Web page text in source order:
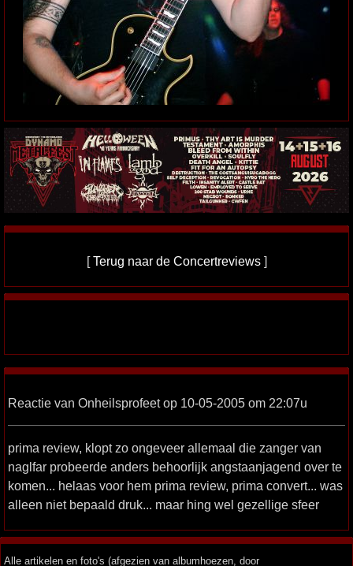
[Terug naar de Concertreviews]
Reactie van Onheilsprofeet op 10-05-2005 om 22:07u
prima review, klopt zo ongeveer allemaal die zanger van
naglfar probeerde anders behoorlijk angstaanjagend over te
komen... helaas voor hem prima review, prima convert... was
alleen niet bepaald druk... maar hing wel gezellige sfeer
Alle artikelen en foto's (afgezien van albumhoezen, door